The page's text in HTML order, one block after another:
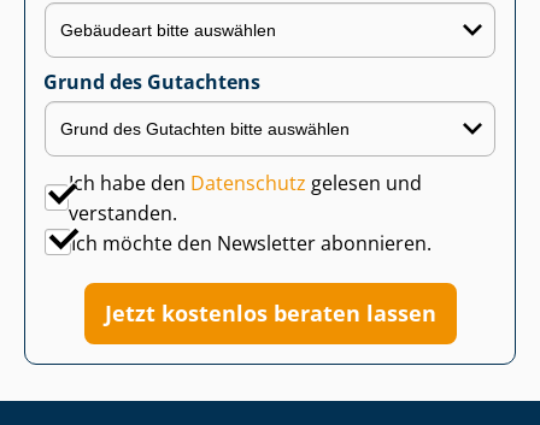
Grund des Gutachtens
Ich habe den Datenschutz gelesen und
verstanden.
Ich möchte den Newsletter abonnieren.
Jetzt kostenlos beraten lassen